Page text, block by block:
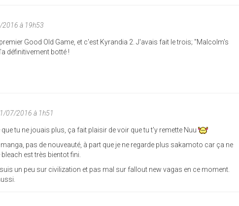
à 19h53
Good Old Game, et c'est Kyrandia 2. J'avais fait le trois; "Malcolm's
définitivement botté !
07/2016 à 1h51
tu ne jouais plus, ça fait plaisir de voir que tu t'y remette Nuu
pas de nouveauté, à part que je ne regarde plus sakamoto car ça ne
est très bientot fini.
un peu sur civilization et pas mal sur fallout new vagas en ce moment.